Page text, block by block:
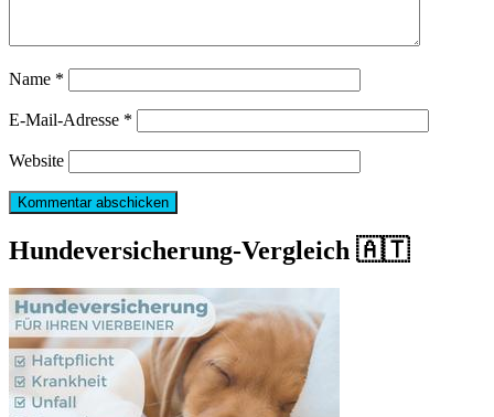
Name *
E-Mail-Adresse *
Website
Hundeversicherung-Vergleich 🇦🇹